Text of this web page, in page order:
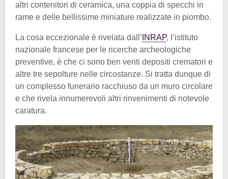
altri contenitori di ceramica, una coppia di specchi in
rame e delle bellissime miniature realizzate in piombo.
La cosa eccezionale è rivelata dall’ INRAP, l’istituto
nazionale francese per le ricerche archeologiche
preventive, è che ci sono ben venti depositi crematori e
altre tre sepolture nelle circostanze. Si tratta dunque di
un complesso funerario racchiuso da un muro circolare
e che rivela innumerevoli altri rinvenimenti di notevole
caratura.